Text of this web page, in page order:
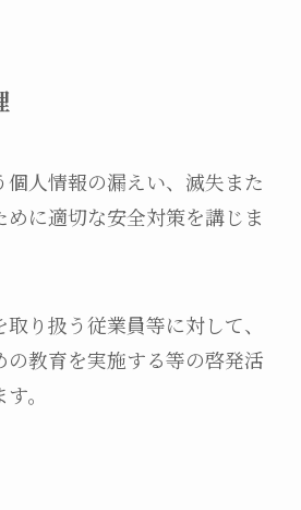
人情報の漏えい、滅失また
に適切な安全対策を講じま
り扱う従業員等に対して、
教育を実施する等の啓発活
。